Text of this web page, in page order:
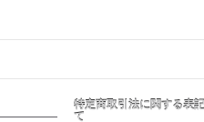
特定商取引法に関する表
て